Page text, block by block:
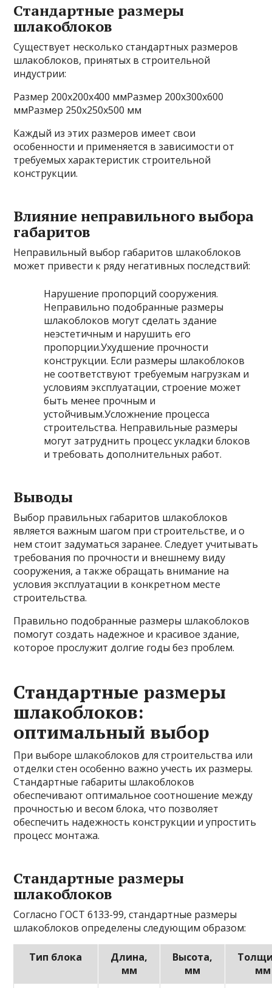
Стандартные размеры
шлакоблоков
Существует несколько стандартных размеров
шлакоблоков, принятых в строительной
индустрии:
Размер 200x200x400 ммРазмер 200x300x600
ммРазмер 250x250x500 мм
Каждый из этих размеров имеет свои
особенности и применяется в зависимости от
требуемых характеристик строительной
конструкции.
Влияние неправильного выбора
габаритов
Неправильный выбор габаритов шлакоблоков
может привести к ряду негативных последствий:
Нарушение пропорций сооружения.
Неправильно подобранные размеры
шлакоблоков могут сделать здание
неэстетичным и нарушить его
пропорции.Ухудшение прочности
конструкции. Если размеры шлакоблоков
не соответствуют требуемым нагрузкам и
условиям эксплуатации, строение может
быть менее прочным и
устойчивым.Усложнение процесса
строительства. Неправильные размеры
могут затруднить процесс укладки блоков
и требовать дополнительных работ.
Выводы
Выбор правильных габаритов шлакоблоков
является важным шагом при строительстве, и о
нем стоит задуматься заранее. Следует учитывать
требования по прочности и внешнему виду
сооружения, а также обращать внимание на
условия эксплуатации в конкретном месте
строительства.
Правильно подобранные размеры шлакоблоков
помогут создать надежное и красивое здание,
которое прослужит долгие годы без проблем.
Стандартные размеры
шлакоблоков:
оптимальный выбор
При выборе шлакоблоков для строительства или
отделки стен особенно важно учесть их размеры.
Стандартные габариты шлакоблоков
обеспечивают оптимальное соотношение между
прочностью и весом блока, что позволяет
обеспечить надежность конструкции и упростить
процесс монтажа.
Стандартные размеры
шлакоблоков
Согласно ГОСТ 6133-99, стандартные размеры
шлакоблоков определены следующим образом:
Тип блока
Длина,
мм
Высота,
мм
мм